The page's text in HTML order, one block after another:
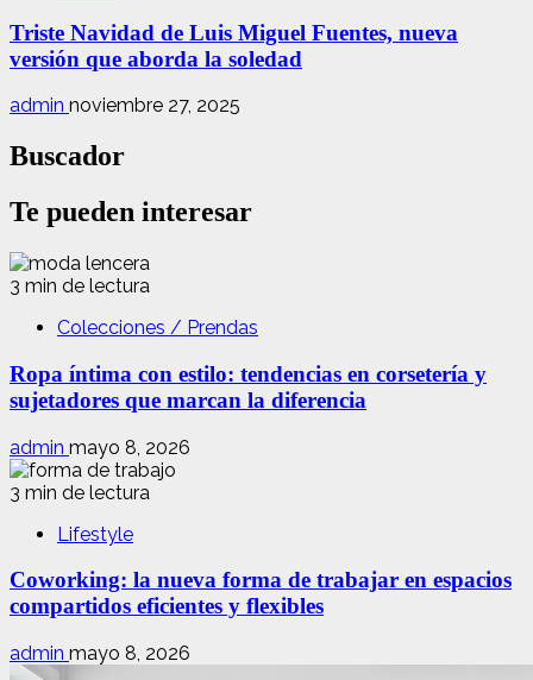
Triste Navidad de Luis Miguel Fuentes, nueva
versión que aborda la soledad
admin noviembre 27, 2025
Buscador
Te pueden interesar
3 min de lectura
Colecciones / Prendas
Ropa íntima con estilo: tendencias en corsetería y
sujetadores que marcan la diferencia
admin mayo 8, 2026
3 min de lectura
Lifestyle
Coworking: la nueva forma de trabajar en espacios
compartidos eficientes y flexibles
admin mayo 8, 2026